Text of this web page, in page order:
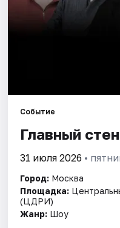
Событие
Главный
31 июля 2026 •
Город: Москва
Площадка:
(ЦДРИ)
Жанр: Шоу